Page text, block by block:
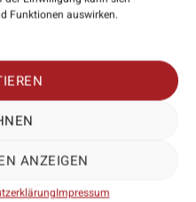
Funktionen auswirken.
ANZEIGEN
Impressum
Point